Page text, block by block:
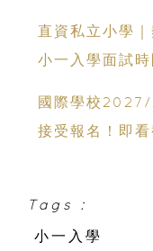
直資私立小學
小一入學面試時
國際學校2027/
接受報名！即
Tags :
小一入學